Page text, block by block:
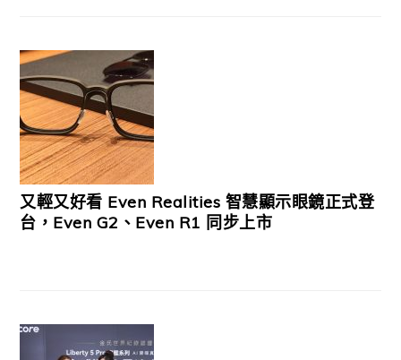
又輕又好看 Even Realities 智慧顯示眼鏡正式登
台，Even G2、Even R1 同步上市